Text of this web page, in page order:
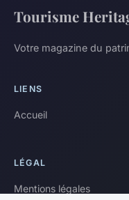
Tourisme
Votre magazine du
LIENS
Accueil
LÉGAL
Mentions légales